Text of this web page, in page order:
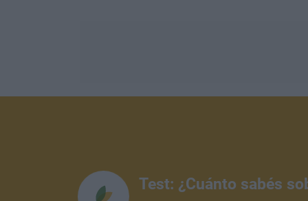
Test: ¿Cuánto sabés